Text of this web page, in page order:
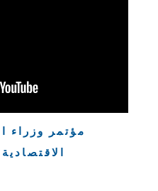
مؤتمر وزراء